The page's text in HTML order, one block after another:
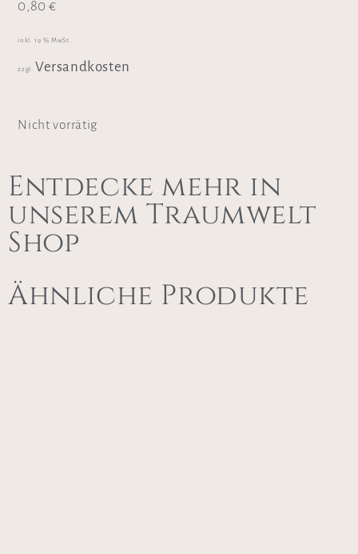
0,80€
inkl. 19 % MwSt.
zzgl. Versandkosten
Nicht vorrätig
Entdecke mehr in
unserem Traumwelt
Shop
Ähnliche Produkte